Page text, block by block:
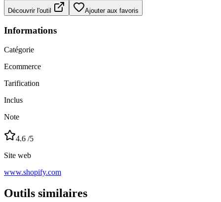
Découvrir l'outil Ajouter aux favoris
Informations
Catégorie
Ecommerce
Tarification
Inclus
Note
4.6 /5
Site web
www.shopify.com
Outils similaires